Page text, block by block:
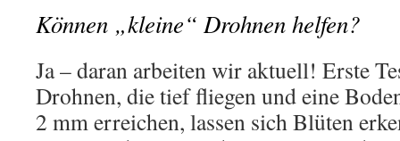
Können „kleine“ Drohnen helfen?
Ja – daran arbeiten wir aktuell! Erste
Drohnen, die tief fliegen und eine
2 mm erreichen, lassen sich Blüten